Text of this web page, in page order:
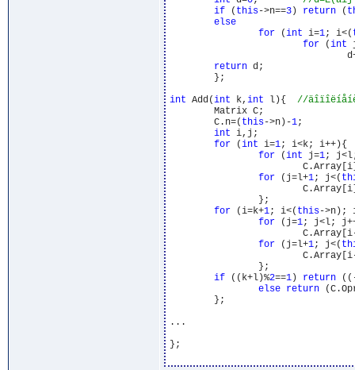
if ( this->n==3) return (
else
for (int i=1; i<(
for (int
return d;
        };
int Add(int k, int l){
        Matrix C;
        C.n=(
this->n)-1;
int i,j;
for (int i=1; i<k; i++){
for (int j=1;
for (j=l+1; j<(
                };
for (i=k+1; i<( this->n);
for (j=1; j<l;
for (j=l+1; j<(
                };
if ((k+l)%2==1) return
else return
        };
...
};